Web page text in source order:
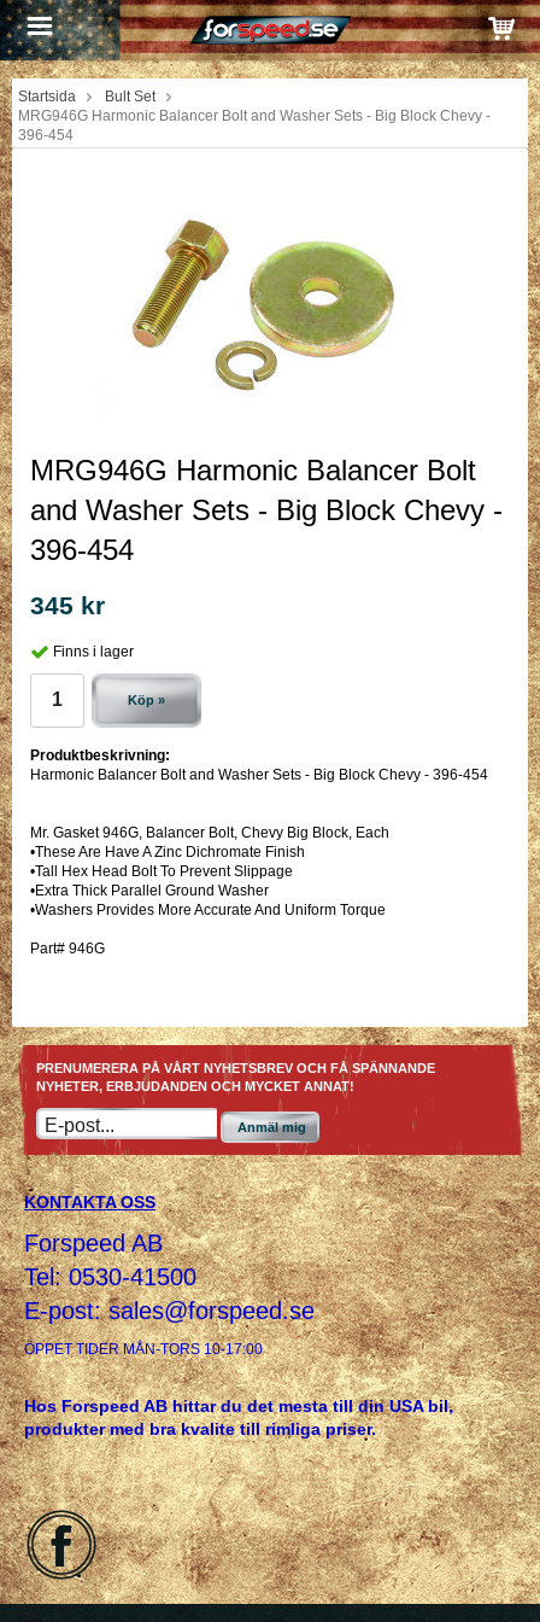
Startsida
Bult Set
MRG946G Harmonic Balancer Bolt and Washer Sets - Big Block Chevy -
396-454
MRG946G Harmonic Balancer Bolt
and Washer Sets - Big Block Chevy -
396-454
345 kr
Finns i lager
Köp »
Produktbeskrivning:
Harmonic Balancer Bolt and Washer Sets - Big Block Chevy - 396-454
Mr. Gasket 946G, Balancer Bolt, Chevy Big Block, Each
•These Are Have A Zinc Dichromate Finish
•Tall Hex Head Bolt To Prevent Slippage
•Extra Thick Parallel Ground Washer
•Washers Provides More Accurate And Uniform Torque
Part# 946G
PRENUMERERA PÅ VÅRT NYHETSBREV OCH FÅ SPÄNNANDE
NYHETER, ERBJUDANDEN OCH MYCKET ANNAT!
Anmäl mig
KONTAKTA OSS
Forspeed AB
Tel: 0530-41500
E-post:sales@forspeed.se
ÖPPET TIDER MÅN-TORS 10-17:00
Hos Forspeed AB hittar du det mesta till din USA bil,
produkter med bra kvalite till rimliga priser.